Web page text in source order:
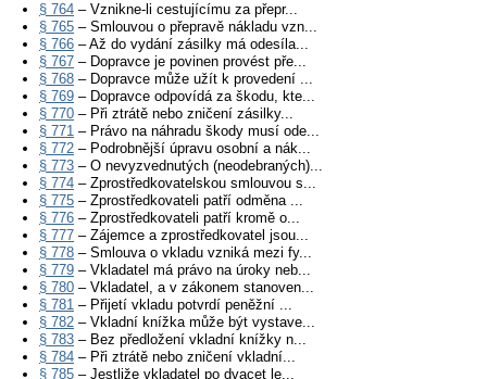
§ 764 – Vznikne-li cestujícímu za přepr...
§ 765 – Smlouvou o přepravě nákladu vzn...
§ 766 – Až do vydání zásilky má odesíla...
§ 767 – Dopravce je povinen provést pře...
§ 768 – Dopravce může užít k provedení ...
§ 769 – Dopravce odpovídá za škodu, kte...
§ 770 – Při ztrátě nebo zničení zásilky...
§ 771 – Právo na náhradu škody musí ode...
§ 772 – Podrobnější úpravu osobní a nák...
§ 773 – O nevyzvednutých (neodebraných)...
§ 774 – Zprostředkovatelskou smlouvou s...
§ 775 – Zprostředkovateli patří odměna ...
§ 776 – Zprostředkovateli patří kromě o...
§ 777 – Zájemce a zprostředkovatel jsou...
§ 778 – Smlouva o vkladu vzniká mezi fy...
§ 779 – Vkladatel má právo na úroky neb...
§ 780 – Vkladatel, a v zákonem stanoven...
§ 781 – Přijetí vkladu potvrdí peněžní ...
§ 782 – Vkladní knížka může být vystave...
§ 783 – Bez předložení vkladní knížky n...
§ 784 – Při ztrátě nebo zničení vkladní...
§ 785 – Jestliže vkladatel po dvacet le...